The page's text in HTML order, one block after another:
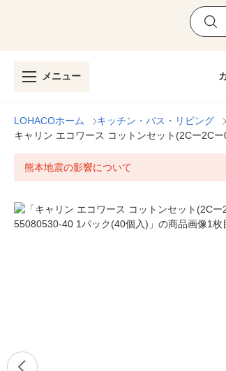
メニュー
LOHACOホーム キッチン・バス・リビング
キャリン エコワース コットンセット(2Cー2C
熊本地震の影響について